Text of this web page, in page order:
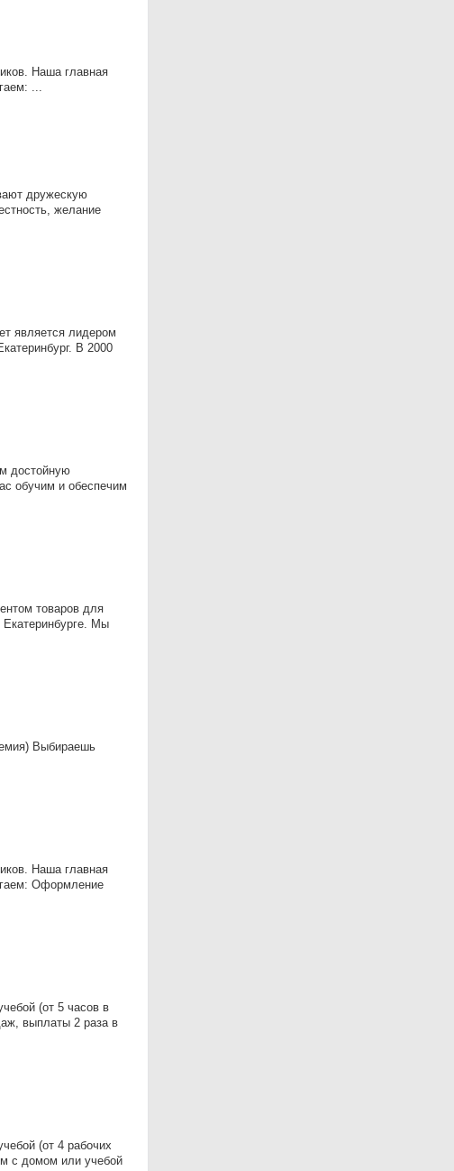
Наша главная
...
дружескую
желание
является лидером
В 2000
достойную
обучим и обеспечим
товаров для
Мы
Выбираешь
Наша главная
Оформление
(от 5 часов в
выплаты 2 раза в
(от 4 рабочих
с домом или учебой